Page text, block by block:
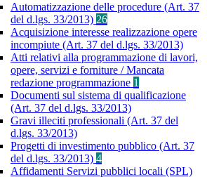
Automatizzazione delle procedure (Art. 37
del d.lgs. 33/2013) 26
Acquisizione interesse realizzazione opere
incompiute (Art. 37 del d.lgs. 33/2013)
Atti relativi alla programmazione di lavori,
opere, servizi e forniture / Mancata
redazione programmazione 1
Documenti sul sistema di qualificazione
(Art. 37 del d.lgs. 33/2013)
Gravi illeciti professionali (Art. 37 del
d.lgs. 33/2013)
Progetti di investimento pubblico (Art. 37
del d.lgs. 33/2013) 4
Affidamenti Servizi pubblici locali (SPL)